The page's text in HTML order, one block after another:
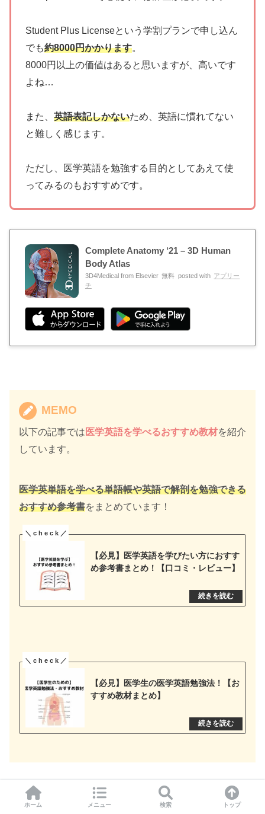
Student Plus Licenseという学割プランで申し込ん
でも約8000円かかります。
8000円以上の価値はあると思いますが、高いです
よね…
また、 英語表記しかないため、英語に慣れてない
と難しく感じます。
ただし、医学英語を勉強する目的としてあえて使
ってみるのもおすすめです。
Complete Anatomy ‘21 – 3D Human
Body Atlas
3D4Medical from Elsevier 無料 posted with アプリー
チ
MEMO
以下の記事では 医学英語を学べるおすすめ教材を紹介
しています。
医学英単語を学べる単語帳や英語で解剖を勉強できる
おすすめ参考書をまとめています！
【必見】医学英語を学びたい方におすす
め参考書まとめ！【口コミ・レビュー】
【必見】医学生の医学英語勉強法！【お
すすめ教材まとめ】
ホーム メニュー 検索 トップ